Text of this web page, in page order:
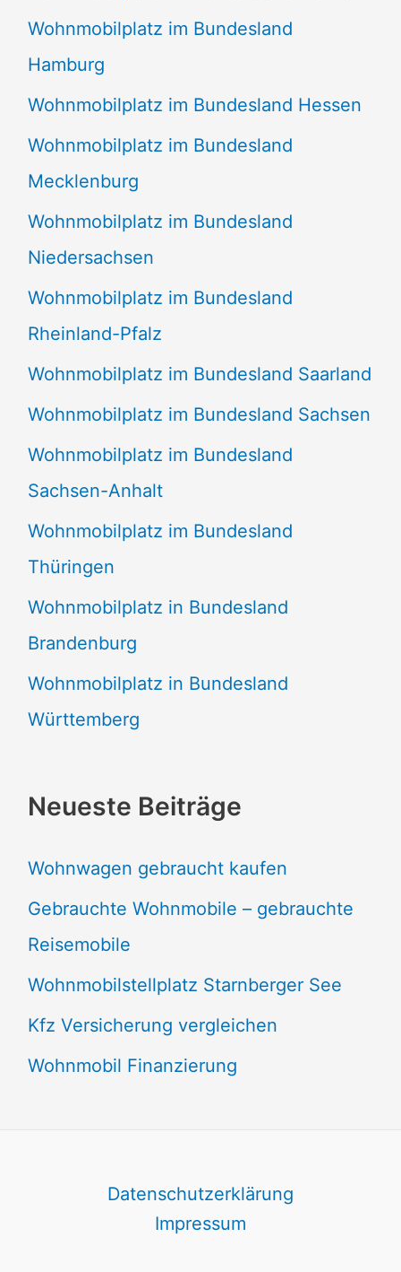
Wohnmobilplatz im Bundesland
Hamburg
Wohnmobilplatz im Bundesland Hessen
Wohnmobilplatz im Bundesland
Mecklenburg
Wohnmobilplatz im Bundesland
Niedersachsen
Wohnmobilplatz im Bundesland
Rheinland-Pfalz
Wohnmobilplatz im Bundesland Saarland
Wohnmobilplatz im Bundesland Sachsen
Wohnmobilplatz im Bundesland
Sachsen-Anhalt
Wohnmobilplatz im Bundesland
Thüringen
Wohnmobilplatz in Bundesland
Brandenburg
Wohnmobilplatz in Bundesland
Württemberg
Neueste Beiträge
Wohnwagen gebraucht kaufen
Gebrauchte Wohnmobile – gebrauchte
Reisemobile
Wohnmobilstellplatz Starnberger See
Kfz Versicherung vergleichen
Wohnmobil Finanzierung
Datenschutzerklärung
Impressum